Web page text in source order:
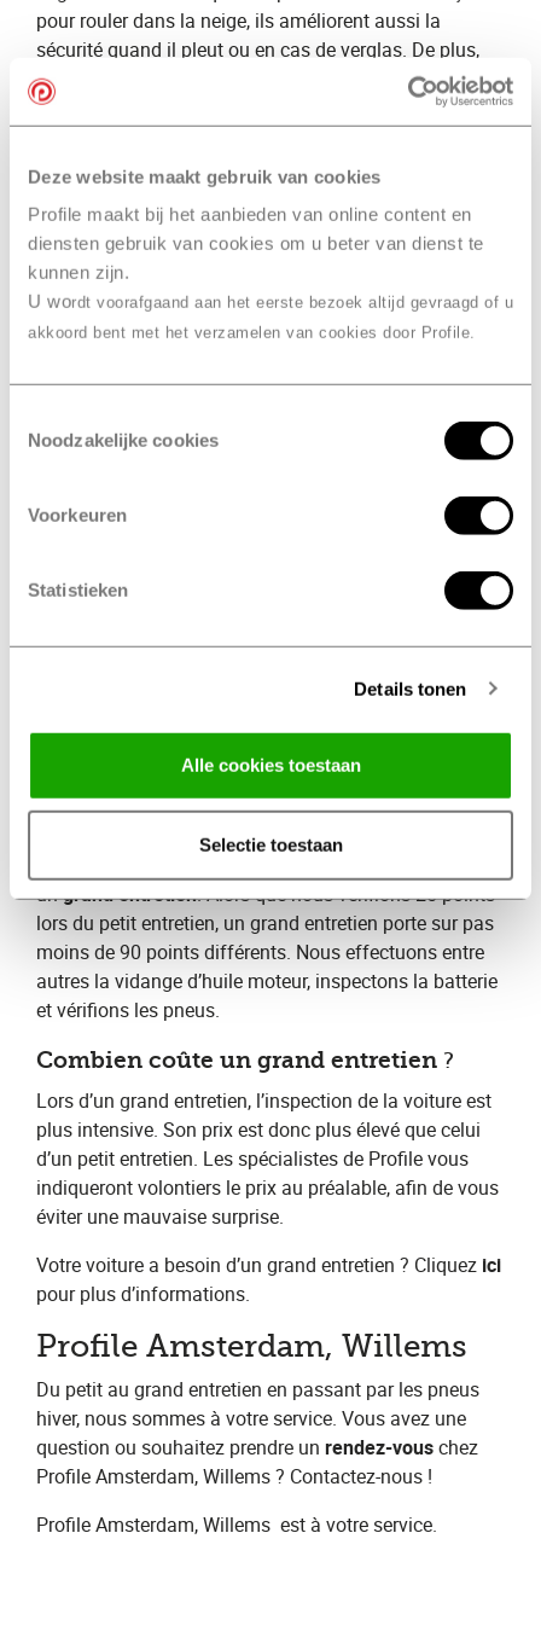
Deze website maakt gebruik van cookies
Profile maakt bij het aanbieden van online content en
diensten gebruik van cookies om u beter van dienst te
kunnen zijn.
U wordt voorafgaand aan het eerste bezoek altijd gevraagd of u
akkoord bent met het verzamelen van cookies door Profile.
Noodzakelijke cookies
Voorkeuren
Statistieken
Details tonen
Alle cookies toestaan
Selectie toestaan
pour rouler dans la neige, ils améliorent aussi la
sécurité quand il pleut ou en cas de verglas. De plus,
les pneus hiver offrent une meilleure adhérence que les​
pneus été
​ car leurs rainures sont plus profondes.
proposons une large gamme de pneus hiver. Vous
souhaitez ​acheter vos pneus hiver​? Profile
Amsterdam, Willems​ se fera un plaisir de vous fournir
des conseils détaillés. Nous sélectionnerons volontiers
les ​meilleurs pneus hiver ​ pour vous et votre voiture.
grand entretien
Petit entretien
de 25 points. Ils inspectent entre autres les pneus, les
d’échappement. Après un petit entretien, votre voiture
est prête à reprendre la route en toute sécurité.
Combien coûte un petit entretien​?
Le prix varie selon la marque et le type de voiture.
Vous saurez ainsi exactement à quoi vous attendre !
Grand entretien
un​ ​grand entretien​. Alors que nous vérifions 25 points
lors du petit entretien, un grand entretien porte sur pas
moins de 90 points différents. Nous effectuons entre
autres la vidange d’huile moteur, inspectons la batterie
et vérifions les pneus.
Combien coûte un grand entretien ​?
Lors d’un grand entretien, l’inspection de la voiture est
plus intensive. Son prix est donc plus élevé que celui
d’un petit entretien. Les spécialistes de Profile vous
indiqueront volontiers le prix au préalable, afin de vous
éviter une mauvaise surprise.
Votre voiture a besoin d’un grand entretien ? Cliquez​ ​ ici
pour plus d’informations.
Profile Amsterdam, Willems
Du petit au grand entretien en passant par les pneus
hiver, nous sommes à votre service. Vous avez une
question ou souhaitez prendre un​ ​ rendez-vous​chez
Profile Amsterdam, Willems​ ? Contactez-nous !
Profile Amsterdam, Willems ​ est à votre service.